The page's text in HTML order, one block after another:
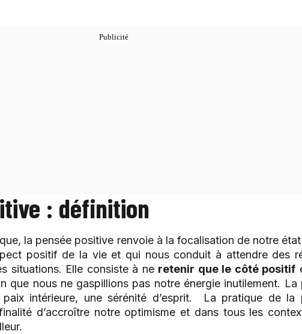
: définition
la pensée positive renvoie à la focalisation de notre
positif de la vie et qui nous conduit à attendre des
situations. Elle consiste à ne retenir que le côté positif
que nous ne gaspillions pas notre énergie inutilement. La
intérieure, une sérénité d’esprit. La pratique de la
d’accroître notre optimisme et dans tous les